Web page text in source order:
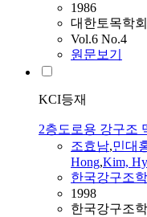
1986
대한토목학
Vol.6 No.4
원문보기
KCI등재
2층도로용 강구조
조효남,민대
Hong,Kim,
한국강구조
1998
한국강구조